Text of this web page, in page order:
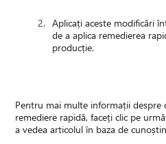
Aplicați aceste modificări
de a aplica remedierea
producție.
Pentru mai multe informații despre
remediere rapidă, faceți clic pe
a vedea articolul în baza de